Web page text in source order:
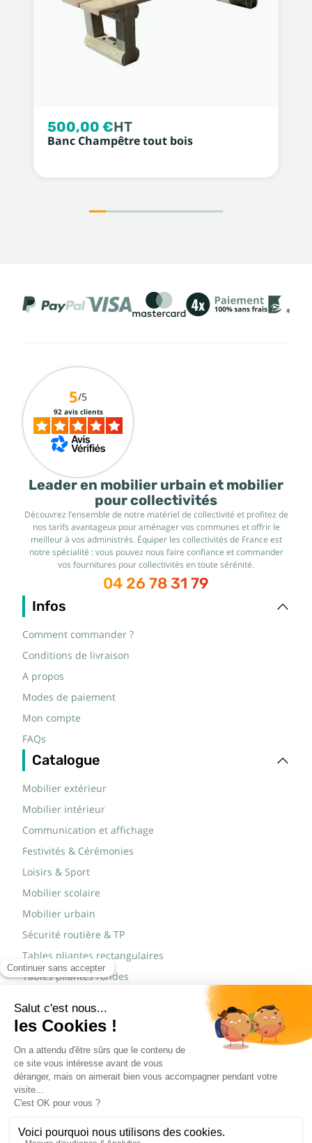
500,00 €HT
Banc Champêtre tout bois
Leader en mobilier urbain et mobilier
pour collectivités
Découvrez l’ensemble de notre matériel de collectivité et profitez de
nos tarifs avantageux pour aménager vos communes et offrir le
meilleur à vos administrés. Équiper les collectivités de France est
notre spécialité : vous pouvez nous faire confiance et commander
vos fournitures pour collectivités en toute sérénité.
04 26 78 31 79
Infos
Comment commander ?
Conditions de livraison
A propos
Modes de paiement
Mon compte
FAQs
Catalogue
Mobilier extérieur
Mobilier intérieur
Communication et affichage
Festivités & Cérémonies
Loisirs & Sport
Mobilier scolaire
Mobilier urbain
Sécurité routière & TP
Tables pliantes rectangulaires
Tables pliantes rondes
Marques
JAD Groupe
Procity®
5/5
92 avis clients